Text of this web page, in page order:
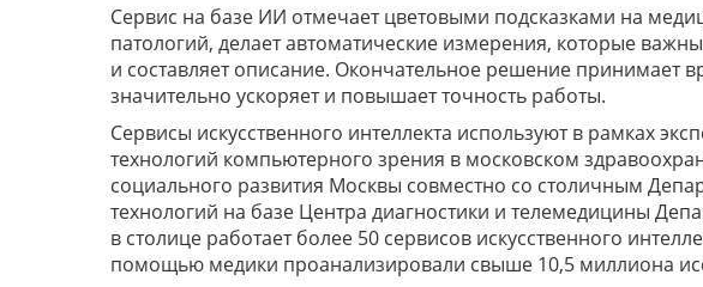
Сервис на базе ИИ отмечает цветовыми подсказками на
патологий, делает автоматические измерения, которые
и составляет описание. Окончательное решение принимает
значительно ускоряет и повышает точность работы.
Сервисы искусственного интеллекта используют в рамках
технологий компьютерного зрения в московском
социального развития Москвы совместно со столичным
технологий на базе Центра диагностики и телемедицины
в столице работает более 50 сервисов искусственного
помощью медики проанализировали свыше 10,5 миллиона